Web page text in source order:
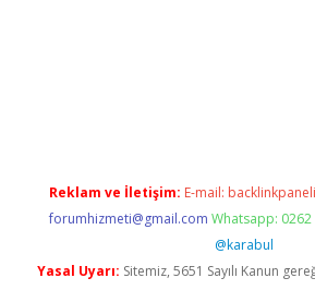
Reklam ve İletişim: E-mail:
forumhizmeti@gmail.com Whatsapp: 0262
@karabul
Yasal Uyarı: Sitemiz, 5651 Sayılı Kanun